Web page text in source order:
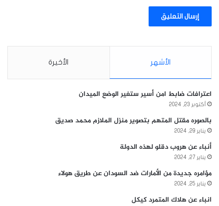
الأشهر الأخيرة
اعترافات ضابط امن أسير ستغير الوضع الميدان
أكتوبر 23, 2024
بالصوره مقتل المتهم بتصوير منزل الملازم محمد صديق
يناير 29, 2024
أنباء عن هروب دقلو لهذه الدولة
يناير 27, 2024
مؤامره جديدة من الأمارات ضد السودان عن طريق هولاء
يناير 25, 2024
انباء عن هلاك المتمرد كيكل